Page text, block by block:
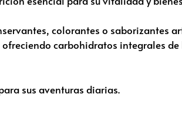
colorantes o saborizantes
carbohidratos integrales
sus aventuras diarias.